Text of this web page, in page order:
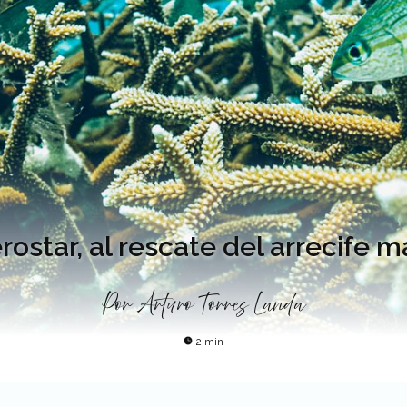
al rescate del arrecife
PorArturo Torres Landa
2 min